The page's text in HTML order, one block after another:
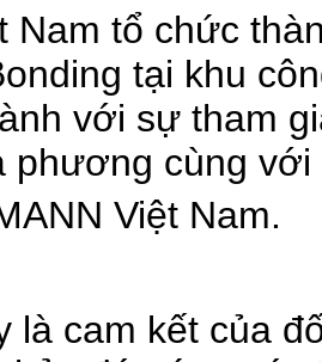
Nam tổ chức
tại khu
với sự tham
phương cùng
Việt Nam.
là cam kết của